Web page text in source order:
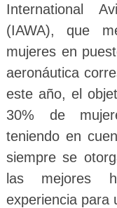
International
(IAWA), que
mujeres en
aeronáutica
este año, el
30% de
teniendo en
siempre se
las mejores
experiencia para